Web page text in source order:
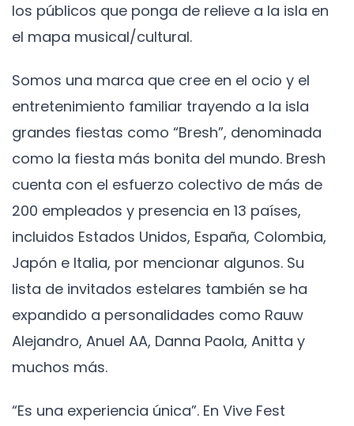
los públicos que ponga de relieve a la isla en
el mapa musical/cultural.
Somos una marca que cree en el ocio y el
entretenimiento familiar trayendo a la isla
grandes fiestas como “Bresh”, denominada
como la fiesta más bonita del mundo. Bresh
cuenta con el esfuerzo colectivo de más de
200 empleados y presencia en 13 países,
incluidos Estados Unidos, España, Colombia,
Japón e Italia, por mencionar algunos. Su
lista de invitados estelares también se ha
expandido a personalidades como Rauw
Alejandro, Anuel AA, Danna Paola, Anitta y
muchos más.
“Es una experiencia única”. En Vive Fest